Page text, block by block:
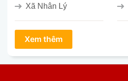
Xã Nhân Lý